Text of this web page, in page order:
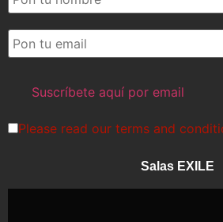
Please read our terms and
Salas EXILE